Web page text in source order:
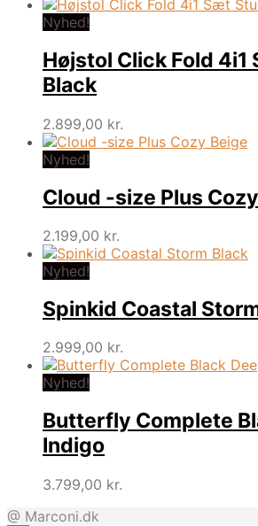
Nyhed!
Højstol Click Fold
Black
2.899,00 kr.
Nyhed!
Cloud -size Plus
2.199,00 kr.
Nyhed!
Spinkid Coastal
2.999,00 kr.
Nyhed!
Butterfly Complete
Indigo
3.799,00 kr.
@ Marconi.dk